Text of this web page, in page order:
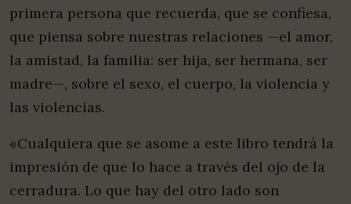
primera persona que recuerda, que se confiesa,
que piensa sobre nuestras relaciones —el amor,
la amistad, la familia: ser hija, ser hermana, ser
madre—, sobre el sexo, el cuerpo, la violencia y
las violencias.
«Cualquiera que se asome a este libro tendrá la
impresión de que lo hace a través del ojo de la
cerradura. Lo que hay del otro lado son